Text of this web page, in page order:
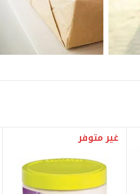
غير متوفر